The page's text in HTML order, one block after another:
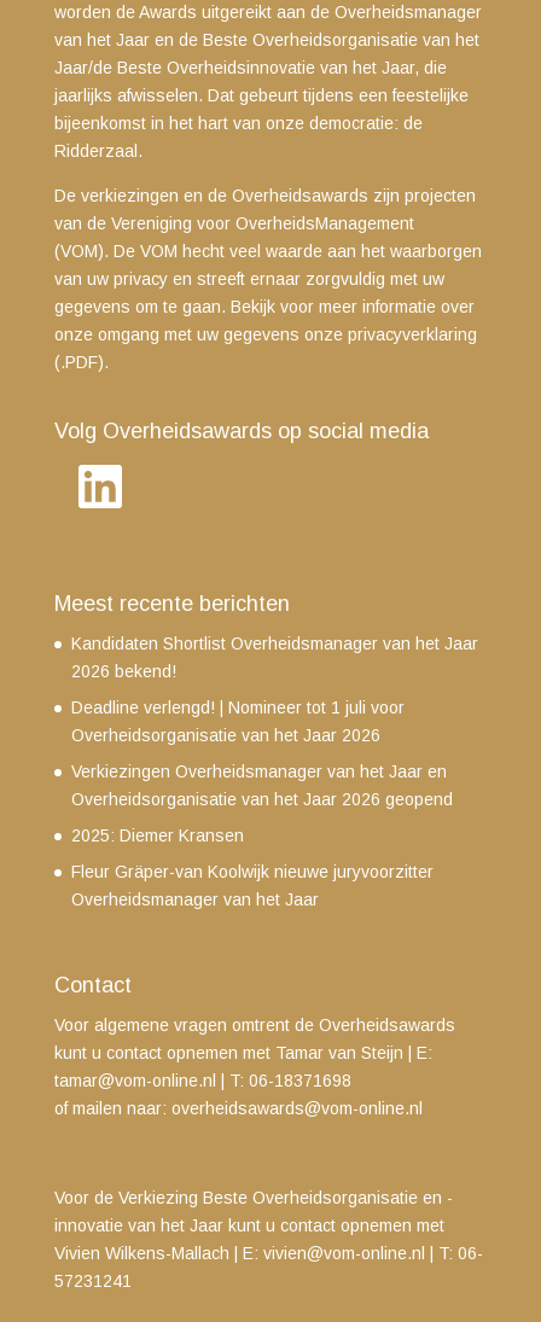
worden de Awards uitgereikt aan de Overheidsmanager
van het Jaar en de Beste Overheidsorganisatie van het
Jaar/de Beste Overheidsinnovatie van het Jaar, die
jaarlijks afwisselen. Dat gebeurt tijdens een feestelijke
bijeenkomst in het hart van onze democratie: de
Ridderzaal.
De verkiezingen en de Overheidsawards zijn projecten
van de Vereniging voor OverheidsManagement
(VOM). De VOM hecht veel waarde aan het waarborgen
van uw privacy en streeft ernaar zorgvuldig met uw
gegevens om te gaan. Bekijk voor meer informatie over
onze omgang met uw gegevens onze privacyverklaring
(.PDF).
Volg Overheidsawards op social media
LinkedIn
Meest recente berichten
Kandidaten Shortlist Overheidsmanager van het Jaar
2026 bekend!
Deadline verlengd! | Nomineer tot 1 juli voor
Overheidsorganisatie van het Jaar 2026
Verkiezingen Overheidsmanager van het Jaar en
Overheidsorganisatie van het Jaar 2026 geopend
2025: Diemer Kransen
Fleur Gräper-van Koolwijk nieuwe juryvoorzitter
Overheidsmanager van het Jaar
Contact
Voor algemene vragen omtrent de Overheidsawards
kunt u contact opnemen met Tamar van Steijn | E:
tamar@vom-online.nl
T: 06-18371698
of mailen naar: overheidsawards@vom-online.nl
Voor de Verkiezing Beste Overheidsorganisatie en -
innovatie van het Jaar kunt u contact opnemen met
Vivien Wilkens-Mallach | E: vivien@vom-online.nl
T: 06-
57231241